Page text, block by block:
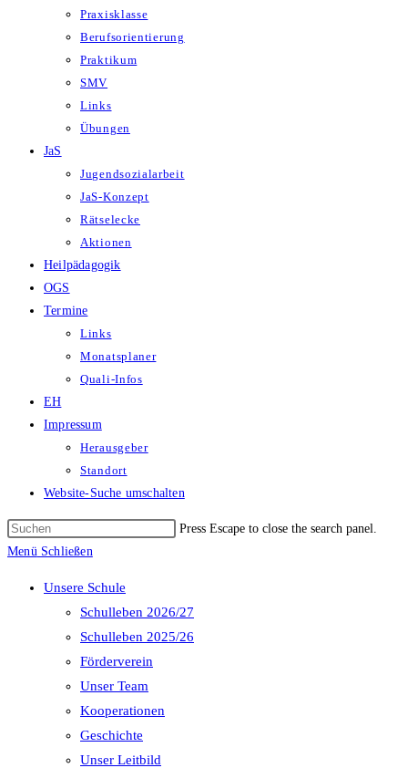
Praxisklasse
Berufsorientierung
Praktikum
SMV
Links
Übungen
JaS
Jugendsozialarbeit
JaS-Konzept
Rätselecke
Aktionen
Heilpädagogik
OGS
Termine
Links
Monatsplaner
Quali-Infos
EH
Impressum
Herausgeber
Standort
Website-Suche umschalten
Press Escape to close the search panel.
Menü Schließen
Unsere Schule
Schulleben 2026/27
Schulleben 2025/26
Förderverein
Unser Team
Kooperationen
Geschichte
Unser Leitbild